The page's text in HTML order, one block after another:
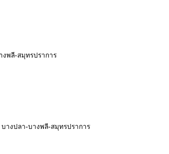
พลี-สมุทรปราการ
างปลา-บางพลี-สมุทรปราการ